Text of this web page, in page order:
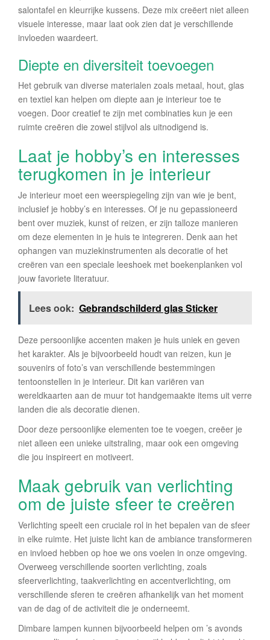
salontafel en kleurrijke kussens. Deze mix creëert niet alleen
visuele interesse, maar laat ook zien dat je verschillende
invloeden waardeert.
Diepte en diversiteit toevoegen
Het gebruik van diverse materialen zoals metaal, hout, glas
en textiel kan helpen om diepte aan je interieur toe te
voegen. Door creatief te zijn met combinaties kun je een
ruimte creëren die zowel stijlvol als uitnodigend is.
Laat je hobby’s en interesses
terugkomen in je interieur
Je interieur moet een weerspiegeling zijn van wie je bent,
inclusief je hobby’s en interesses. Of je nu gepassioneerd
bent over muziek, kunst of reizen, er zijn talloze manieren
om deze elementen in je huis te integreren. Denk aan het
ophangen van muziekinstrumenten als decoratie of het
creëren van een speciale leeshoek met boekenplanken vol
jouw favoriete literatuur.
Lees ook: Gebrandschilderd glas Sticker
Deze persoonlijke accenten maken je huis uniek en geven
het karakter. Als je bijvoorbeeld houdt van reizen, kun je
souvenirs of foto’s van verschillende bestemmingen
tentoonstellen in je interieur. Dit kan variëren van
wereldkaarten aan de muur tot handgemaakte items uit verre
landen die als decoratie dienen.
Door deze persoonlijke elementen toe te voegen, creëer je
niet alleen een unieke uitstraling, maar ook een omgeving
die jou inspireert en motiveert.
Maak gebruik van verlichting
om de juiste sfeer te creëren
Verlichting speelt een cruciale rol in het bepalen van de sfeer
in elke ruimte. Het juiste licht kan de ambiance transformeren
en invloed hebben op hoe we ons voelen in onze omgeving.
Overweeg verschillende soorten verlichting, zoals
sfeerverlichting, taakverlichting en accentverlichting, om
verschillende sferen te creëren afhankelijk van het moment
van de dag of de activiteit die je onderneemt.
Dimbare lampen kunnen bijvoorbeeld helpen om ’s avonds